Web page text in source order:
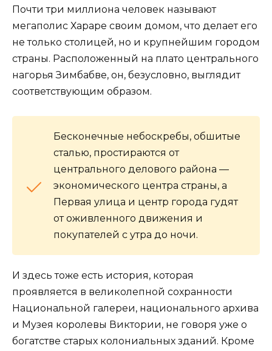
Почти три миллиона человек называют
мегаполис Хараре своим домом, что делает его
не только столицей, но и крупнейшим городом
страны. Расположенный на плато центрального
нагорья Зимбабве, он, безусловно, выглядит
соответствующим образом.
Бесконечные небоскребы, обшитые
сталью, простираются от
центрального делового района —
экономического центра страны, а
Первая улица и центр города гудят
от оживленного движения и
покупателей с утра до ночи.
И здесь тоже есть история, которая
проявляется в великолепной сохранности
Национальной галереи, национального архива
и Музея королевы Виктории, не говоря уже о
богатстве старых колониальных зданий. Кроме